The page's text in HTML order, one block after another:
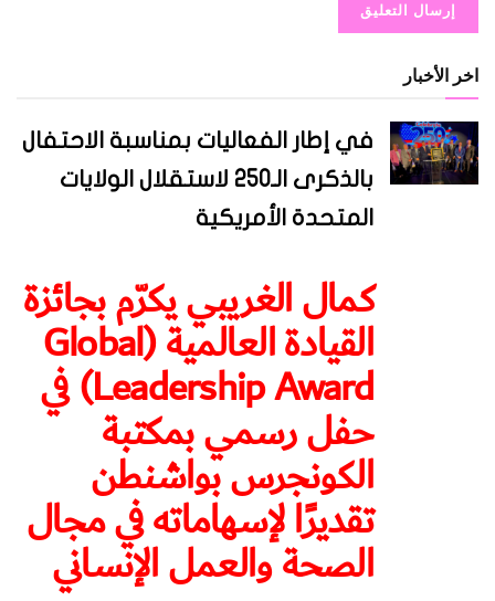
اخر الأخبار
في إطار الفعاليات بمناسبة الاحتفال
بالذكرى الـ250 لاستقلال الولايات
المتحدة الأمريكية
كمال الغريبي يكرّم بجائزة
القيادة العالمية (Global
Leadership Award) في
حفل رسمي بمكتبة
الكونجرس بواشنطن
تقديرًا لإسهاماته في مجال
الصحة والعمل الإنساني